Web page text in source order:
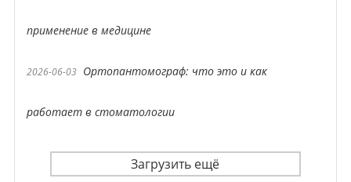
применение в медицине
2026-06-03 Ортопантомограф: что это и как
работает в стоматологии
Загрузить ещё